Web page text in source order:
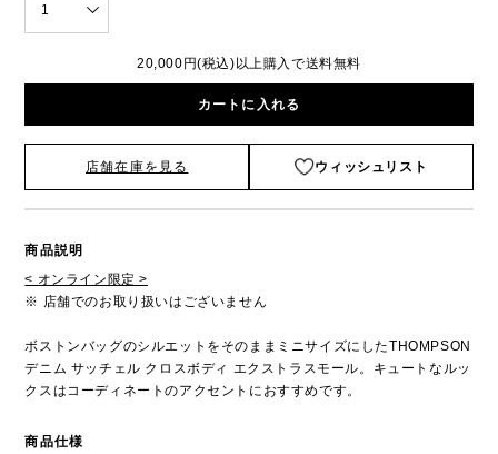
1
20,000円(税込)以上購入で送料無料
カートに入れる
店舗在庫を見る ウィッシュリスト
商品説明
< オンライン限定 >
※ 店舗でのお取り扱いはございません
ボストンバッグのシルエットをそのままミニサイズにしたTHOMPSON
デニム サッチェル クロスボディ エクストラスモール。キュートなルッ
クスはコーディネートのアクセントにおすすめです。
商品仕様